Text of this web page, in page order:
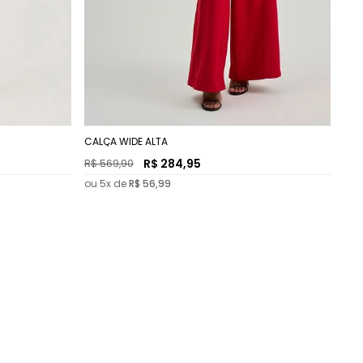
CALÇA WIDE ALTA
R$569,90 R$ 284,95
ou 5x deR$ 56,99